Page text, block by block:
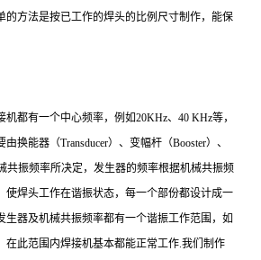
的方法是按已工作的焊头的比例尺寸制作，能保
都有一个中心频率，例如20KHz、40 KHz等，
换能器（Transducer）、变幅杆（Booster）、
共振频率所决定，发生器的频率根据机械共振频
使焊头工作在谐振状态，每一个部份都设计成一
生器及机械共振频率都有一个谐振工作范围，如
在此范围内焊接机基本都能正常工作.我们制作